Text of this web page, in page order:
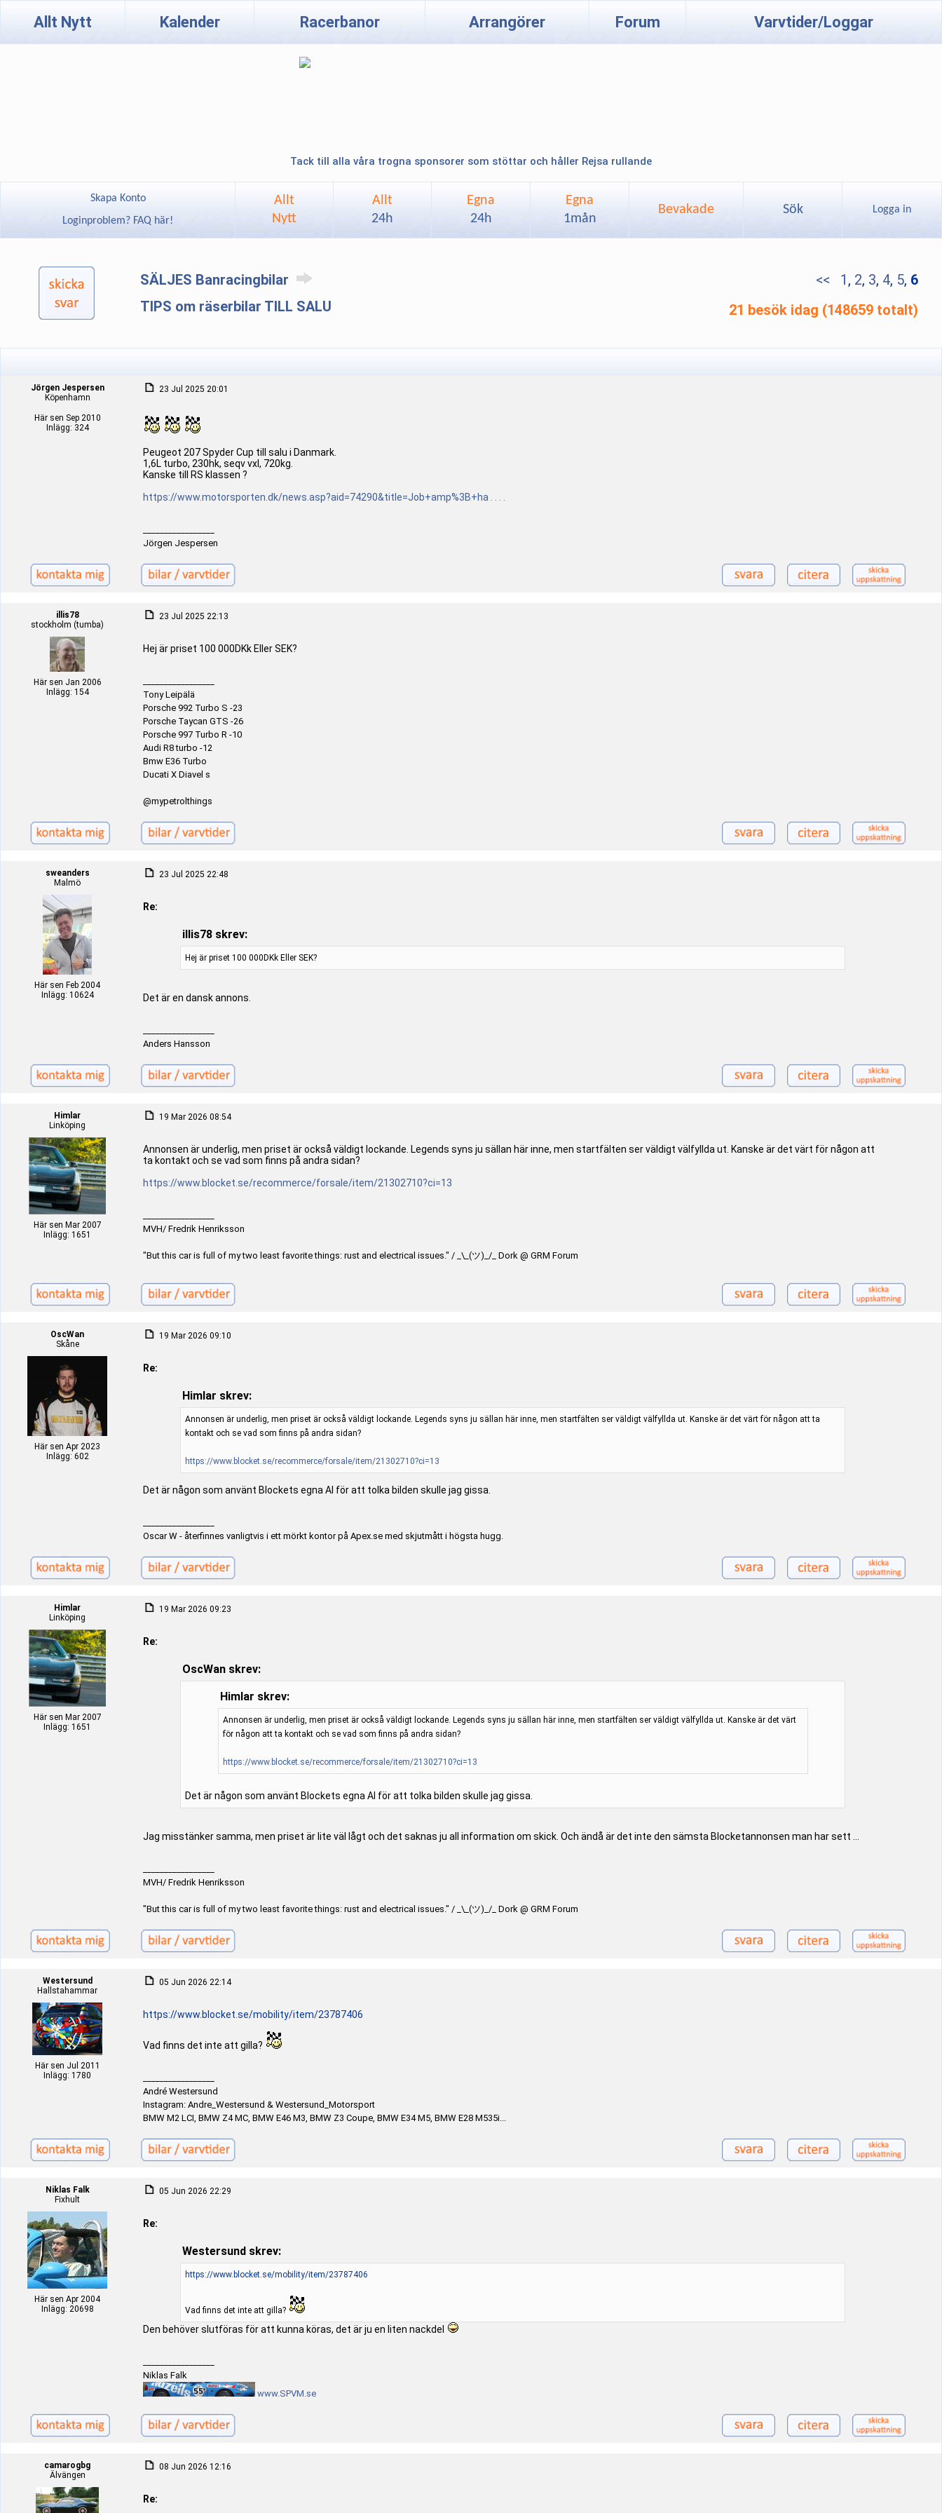
Allt Nytt Kalender Racerbanor Arrangörer Forum Varvtider/Loggar
Tack till alla våra trogna sponsorer som stöttar och håller Rejsa rullande
Skapa Konto
Loginproblem? FAQ här!
Allt
Nytt
Allt
24h
Egna
24h
Egna
1mån
Bevakade Sök Logga in
SÄLJES Banracingbilar
TIPS om räserbilar TILL SALU
<< 1 , 2, 3, 4, 5, 6
21 besök idag (148659 totalt)
Jörgen Jespersen
Köpenhamn
Här sen Sep 2010
Inlägg: 324
23 Jul 2025 20:01
Peugeot 207 Spyder Cup till salu i Danmark.
1,6L turbo, 230hk, seqv vxl, 720kg.
Kanske till RS klassen ?
https://www.motorsporten.dk/news.asp?aid=74290&title=Job+amp%3B+ha . . . .
Jörgen Jespersen
illis78
stockholm (tumba)
Här sen Jan 2006
Inlägg: 154
23 Jul 2025 22:13
Hej är priset 100 000DKk Eller SEK?
Tony Leipälä
Porsche 992 Turbo S -23
Porsche Taycan GTS -26
Porsche 997 Turbo R -10
Audi R8 turbo -12
Bmw E36 Turbo
Ducati X Diavel s
@mypetrolthings
sweanders
Malmö
Här sen Feb 2004
Inlägg: 10624
23 Jul 2025 22:48
Re:
illis78 skrev:
Hej är priset 100 000DKk Eller SEK?
Det är en dansk annons.
Anders Hansson
Himlar
Linköping
Här sen Mar 2007
Inlägg: 1651
19 Mar 2026 08:54
Annonsen är underlig, men priset är också väldigt lockande. Legends syns ju sällan här inne, men startfälten ser väldigt välfyllda ut. Kanske är det värt för någon att
ta kontakt och se vad som finns på andra sidan?
https://www.blocket.se/recommerce/forsale/item/21302710?ci=13
MVH/ Fredrik Henriksson
"But this car is full of my two least favorite things: rust and electrical issues." / _\_(ツ)_/_ Dork @ GRM Forum
OscWan
Skåne
Här sen Apr 2023
Inlägg: 602
19 Mar 2026 09:10
Re:
Himlar skrev:
Annonsen är underlig, men priset är också väldigt lockande. Legends syns ju sällan här inne, men startfälten ser väldigt välfyllda ut. Kanske är det värt för någon att ta
kontakt och se vad som finns på andra sidan?
https://www.blocket.se/recommerce/forsale/item/21302710?ci=13
Det är någon som använt Blockets egna AI för att tolka bilden skulle jag gissa.
Oscar W - återfinnes vanligtvis i ett mörkt kontor på Apex.se med skjutmått i högsta hugg.
Himlar
Linköping
Här sen Mar 2007
Inlägg: 1651
19 Mar 2026 09:23
Re:
OscWan skrev:
Himlar skrev:
Annonsen är underlig, men priset är också väldigt lockande. Legends syns ju sällan här inne, men startfälten ser väldigt välfyllda ut. Kanske är det värt
för någon att ta kontakt och se vad som finns på andra sidan?
https://www.blocket.se/recommerce/forsale/item/21302710?ci=13
Det är någon som använt Blockets egna AI för att tolka bilden skulle jag gissa.
Jag misstänker samma, men priset är lite väl lågt och det saknas ju all information om skick. Och ändå är det inte den sämsta Blocketannonsen man har sett ...
MVH/ Fredrik Henriksson
"But this car is full of my two least favorite things: rust and electrical issues." / _\_(ツ)_/_ Dork @ GRM Forum
Westersund
Hallstahammar
Här sen Jul 2011
Inlägg: 1780
05 Jun 2026 22:14
https://www.blocket.se/mobility/item/23787406
Vad finns det inte att gilla?
André Westersund
Instagram: Andre_Westersund & Westersund_Motorsport
BMW M2 LCI, BMW Z4 MC, BMW E46 M3, BMW Z3 Coupe, BMW E34 M5, BMW E28 M535i...
Niklas Falk
Fixhult
Här sen Apr 2004
Inlägg: 20698
05 Jun 2026 22:29
Re:
Westersund skrev:
https://www.blocket.se/mobility/item/23787406
Vad finns det inte att gilla?
Den behöver slutföras för att kunna köras, det är ju en liten nackdel
Niklas Falk
www.SPVM.se
camarogbg
Älvängen
08 Jun 2026 12:16
Re: